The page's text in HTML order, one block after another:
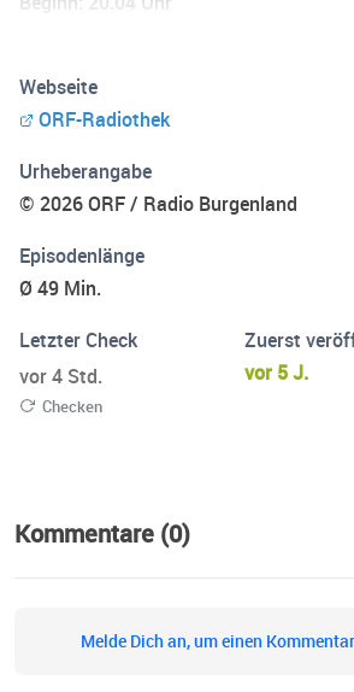
Webseite
ORF-Radiothek
Urheberangabe
© 2026 ORF / Radio Burgenland
Episodenlänge
Ø 49 Min.
Letzter Check
vor 4 Std.
Checken
Zuerst
vor 5 J.
Kommentare (0)
Melde Dich an, um einen